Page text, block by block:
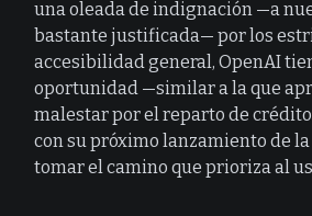
una oleada de indignación —a
bastante justificada— por los
accesibilidad general, OpenAI
oportunidad —similar a la que
malestar por el reparto de
con su próximo lanzamiento de
tomar el camino que prioriza al